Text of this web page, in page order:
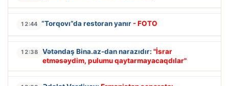
12:44 “Torqovı”da restoran yanır - FOTO
12:38 Vətəndaş Bina.az-dan narazıdır: "İsrar
etməsəydim, pulumu qaytarmayacaqdılar"